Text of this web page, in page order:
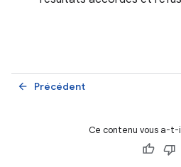
Précédent
arrow_back
Ce contenu vous a-